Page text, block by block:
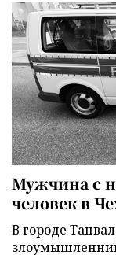
Мужчина с
человек в
В городе